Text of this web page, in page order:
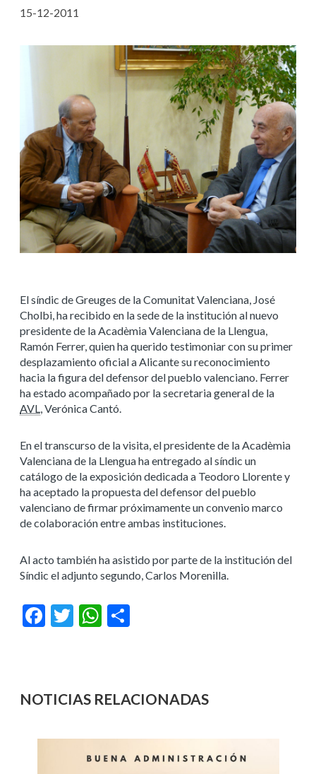
15-12-2011
El síndic de Greuges de la Comunitat Valenciana, José
Cholbi, ha recibido en la sede de la institución al nuevo
presidente de la Acadèmia Valenciana de la Llengua,
Ramón Ferrer, quien ha querido testimoniar con su primer
desplazamiento oficial a Alicante su reconocimiento
hacia la figura del defensor del pueblo valenciano. Ferrer
ha estado acompañado por la secretaria general de la
AVL, Verónica Cantó.
En el transcurso de la visita, el presidente de la Acadèmia
Valenciana de la Llengua ha entregado al síndic un
catálogo de la exposición dedicada a Teodoro Llorente y
ha aceptado la propuesta del defensor del pueblo
valenciano de firmar próximamente un convenio marco
de colaboración entre ambas instituciones.
Al acto también ha asistido por parte de la institución del
Síndic el adjunto segundo, Carlos Morenilla.
Facebook
Twitter WhatsApp
NOTICIAS RELACIONADAS